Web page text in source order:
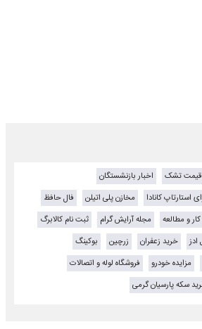
قیمت تشک
اخبار بازنشستگان
استارتاپ کانادا مخازن پلی اتیلن
فال حافظ
و مطالعه مجله آرایش گرام
ثبت نام کالابرگ
خرید زعفران زرچین
بوکینگ
مزایده خودرو
فروشگاه لوله و اتصالات
سکه پارسیان گرمی